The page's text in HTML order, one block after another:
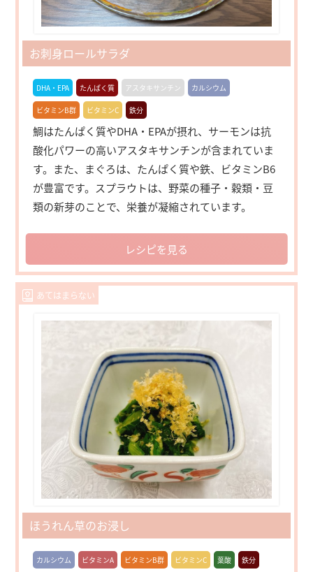
お刺身ロールサラダ
DHA・EPA たんぱく質 アスタキサンチン カルシウム
ビタミンB群 ビタミンC 鉄分
鯛はたんぱく質やDHA・EPAが摂れ、サーモンは抗
酸化パワーの高いアスタキサンチンが含まれていま
す。また、まぐろは、たんぱく質や鉄、ビタミンB6
が豊富です。スプラウトは、野菜の種子・穀類・豆
類の新芽のことで、栄養が凝縮されています。
レシピを見る
あてはまらない
ほうれん草のお浸し
カルシウム ビタミンA ビタミンB群 ビタミンC 葉酸 鉄分